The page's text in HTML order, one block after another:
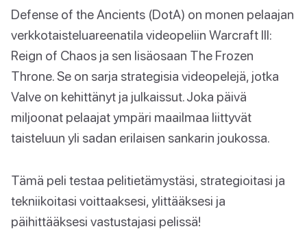
Defense of the Ancients (DotA) on monen pelaajan
verkkotaisteluareenatila videopeliin Warcraft III:
Reign of Chaos ja sen lisäosaan The Frozen
Throne. Se on sarja strategisia videopelejä, jotka
Valve on kehittänyt ja julkaissut. Joka päivä
miljoonat pelaajat ympäri maailmaa liittyvät
taisteluun yli sadan erilaisen sankarin joukossa.
Tämä peli testaa pelitietämystäsi, strategioitasi ja
tekniikoitasi voittaaksesi, ylittääksesi ja
päihittääksesi vastustajasi pelissä!